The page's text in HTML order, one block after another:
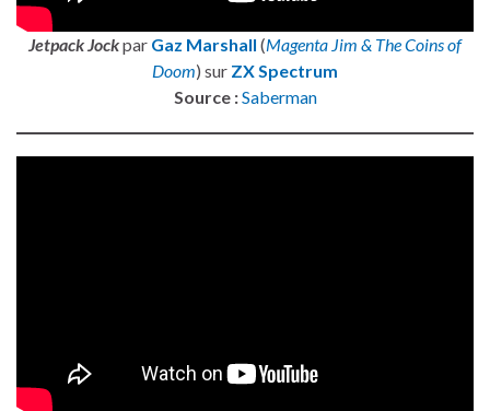
Jetpack Jockpar Gaz Marshall (Magenta Jim & The Coins of
Doom) sur ZX Spectrum
Source :Saberman